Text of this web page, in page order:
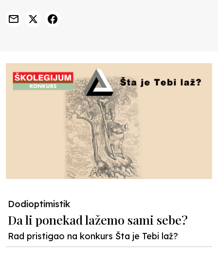
Dodioptimistik
Da li ponekad lažemo sami sebe?
Rad pristigao na konkurs Šta je Tebi laž?